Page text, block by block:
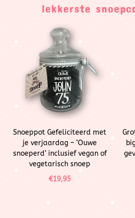
lekkerste
Snoeppot Gefeliciteerd met
je verjaardag – ‘Ouwe
snoeperd’ inclusief vegan of
vegetarisch snoep
€19,95